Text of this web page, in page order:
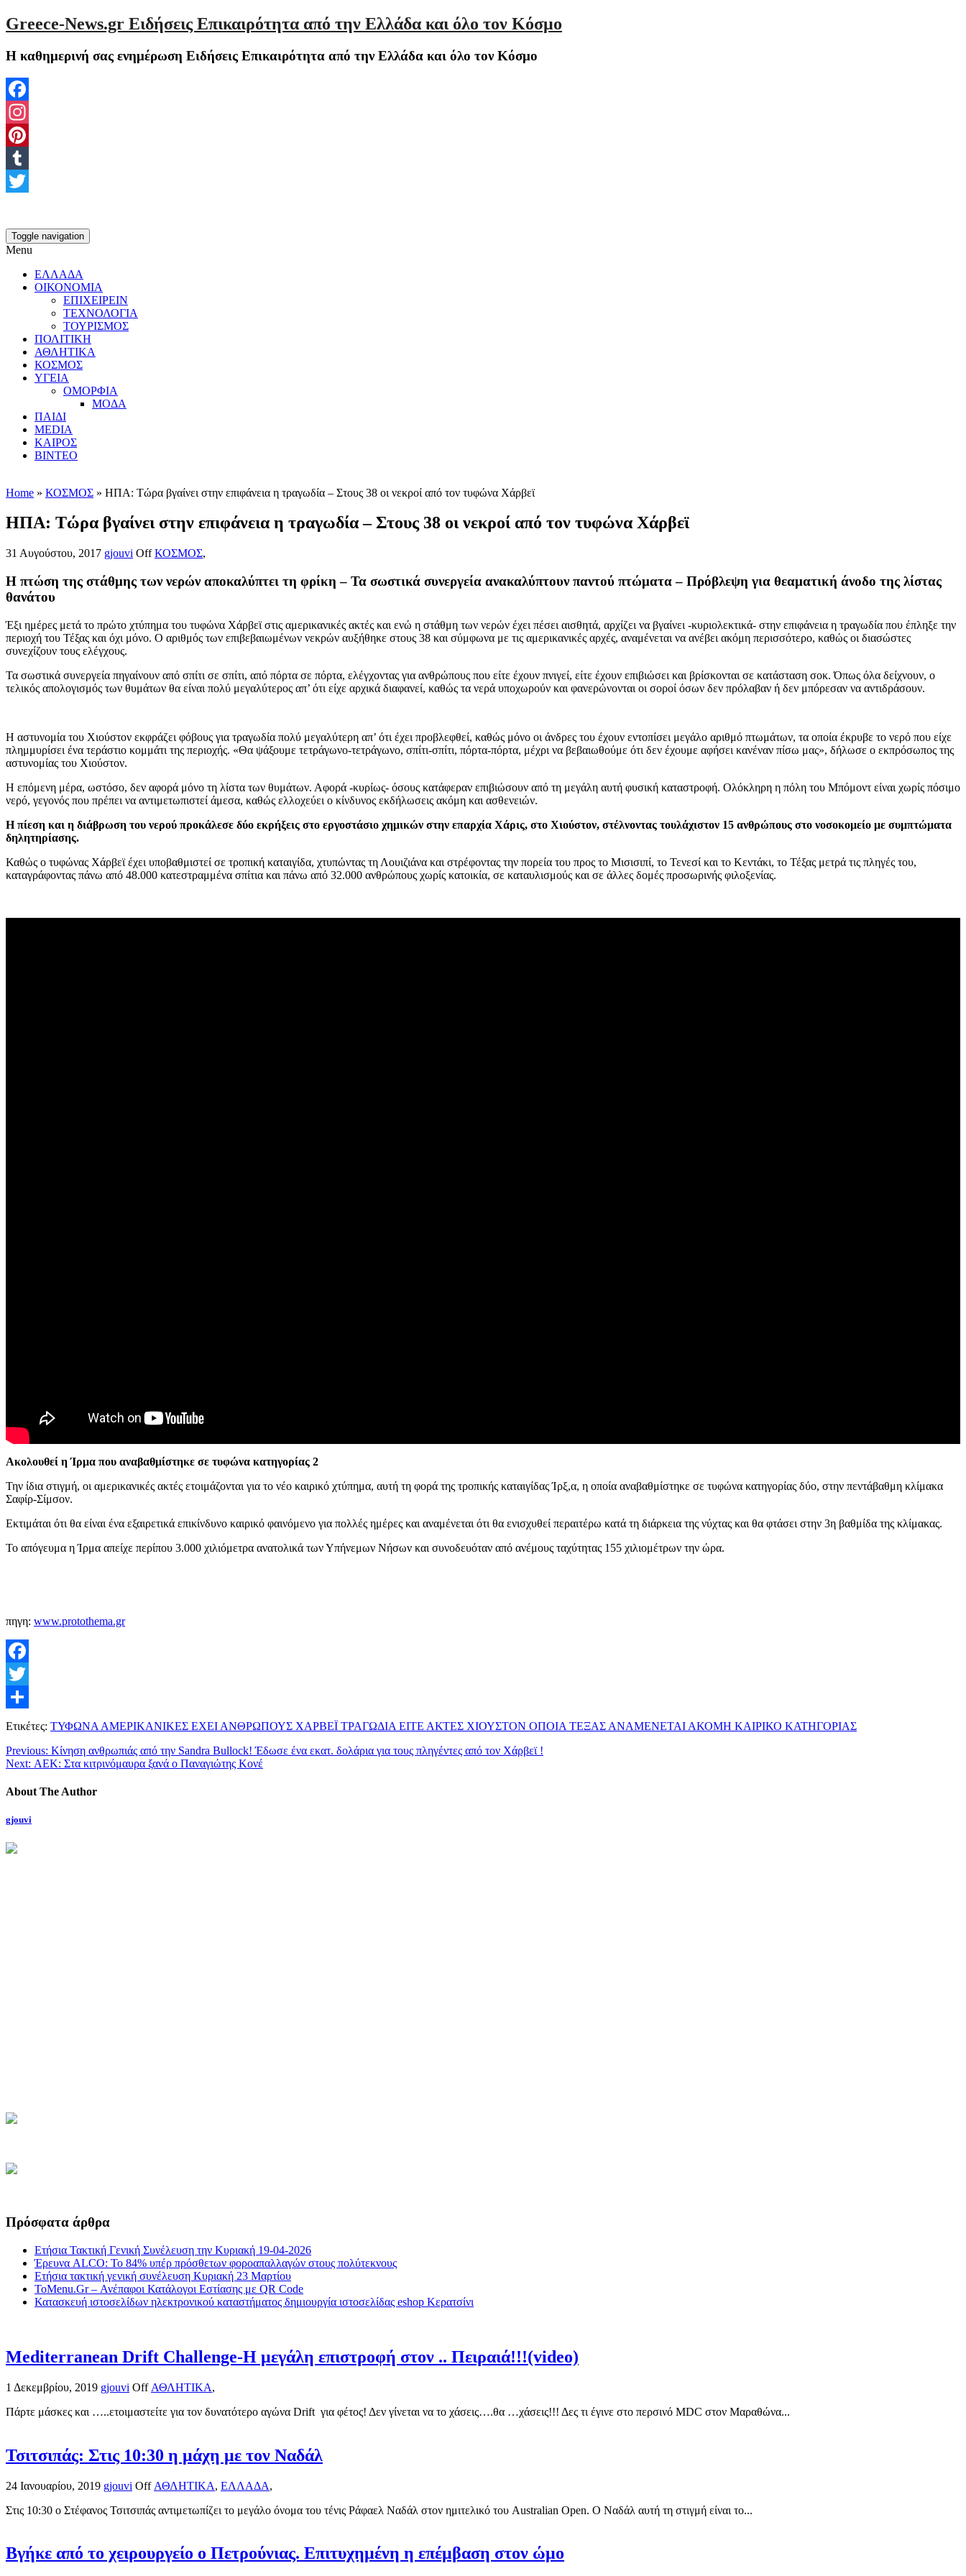
Greece-News.gr Ειδήσεις Επικαιρότητα από την Ελλάδα και όλο τον Κόσμο
Η καθημερινή σας ενημέρωση Ειδήσεις Επικαιρότητα από την Ελλάδα και όλο τον Κόσμο
Facebook
Instagram
Pinterest
Tumblr
Toggle navigation
Menu
ΕΛΛΑΔΑ
ΟΙΚΟΝΟΜΙΑ
ΕΠΙΧΕΙΡΕΙΝ
ΤΕΧΝΟΛΟΓΙΑ
ΤΟΥΡΙΣΜΟΣ
ΠΟΛΙΤΙΚΗ
ΑΘΛΗΤΙΚΑ
ΚΟΣΜΟΣ
ΥΓΕΙΑ
ΟΜΟΡΦΙΑ
ΜΟΔΑ
ΠΑΙΔΙ
MEDIA
ΚΑΙΡΟΣ
ΒΙΝΤΕΟ
Home » ΚΟΣΜΟΣ » ΗΠΑ: Τώρα βγαίνει στην επιφάνεια η τραγωδία – Στους 38 οι νεκροί από τον τυφώνα Χάρβεϊ
ΗΠΑ: Τώρα βγαίνει στην επιφάνεια η τραγωδία – Στους 38 οι νεκροί από τον τυφώνα Χάρβεϊ
31 Αυγούστου, 2017 gjouvi Off ΚΟΣΜΟΣ,
Η πτώση της στάθμης των νερών αποκαλύπτει τη φρίκη – Τα σωστικά συνεργεία ανακαλύπτουν παντού πτώματα – Πρόβλεψη για θεαματική άνοδο της λίστας
θανάτου
Έξι ημέρες μετά το πρώτο χτύπημα του τυφώνα Χάρβεϊ στις αμερικανικές ακτές και ενώ η στάθμη των νερών έχει πέσει αισθητά, αρχίζει να βγαίνει -κυριολεκτικά- στην επιφάνεια η τραγωδία που έπληξε την
περιοχή του Τέξας και όχι μόνο. Ο αριθμός των επιβεβαιωμένων νεκρών αυξήθηκε στους 38 και σύμφωνα με τις αμερικανικές αρχές, αναμένεται να ανέβει ακόμη περισσότερο, καθώς οι διασώστες
συνεχίζουν τους ελέγχους.
Τα σωστικά συνεργεία πηγαίνουν από σπίτι σε σπίτι, από πόρτα σε πόρτα, ελέγχοντας για ανθρώπους που είτε έχουν πνιγεί, είτε έχουν επιβιώσει και βρίσκονται σε κατάσταση σοκ. Όπως όλα δείχνουν, ο
τελικός απολογισμός των θυμάτων θα είναι πολύ μεγαλύτερος απ’ ότι είχε αρχικά διαφανεί, καθώς τα νερά υποχωρούν και φανερώνονται οι σοροί όσων δεν πρόλαβαν ή δεν μπόρεσαν να αντιδράσουν.
Η αστυνομία του Χιούστον εκφράζει φόβους για τραγωδία πολύ μεγαλύτερη απ’ ότι έχει προβλεφθεί, καθώς μόνο οι άνδρες του έχουν εντοπίσει μεγάλο αριθμό πτωμάτων, τα οποία έκρυβε το νερό που είχε
πλημμυρίσει ένα τεράστιο κομμάτι της περιοχής. «Θα ψάξουμε τετράγωνο-τετράγωνο, σπίτι-σπίτι, πόρτα-πόρτα, μέχρι να βεβαιωθούμε ότι δεν έχουμε αφήσει κανέναν πίσω μας», δήλωσε ο εκπρόσωπος της
αστυνομίας του Χιούστον.
Η επόμενη μέρα, ωστόσο, δεν αφορά μόνο τη λίστα των θυμάτων. Αφορά -κυρίως- όσους κατάφεραν επιβιώσουν από τη μεγάλη αυτή φυσική καταστροφή. Ολόκληρη η πόλη του Μπόμοντ είναι χωρίς πόσιμο
νερό, γεγονός που πρέπει να αντιμετωπιστεί άμεσα, καθώς ελλοχεύει ο κίνδυνος εκδήλωσεις ακόμη και ασθενειών.
Η πίεση και η διάβρωση του νερού προκάλεσε δύο εκρήξεις στο εργοστάσιο χημικών στην επαρχία Χάρις, στο Χιούστον, στέλνοντας τουλάχιστον 15 ανθρώπους στο νοσοκομείο με συμπτώματα
δηλητηρίασης.
Καθώς ο τυφώνας Χάρβεϊ έχει υποβαθμιστεί σε τροπική καταιγίδα, χτυπώντας τη Λουιζιάνα και στρέφοντας την πορεία του προς το Μισισιπί, το Τενεσί και το Κεντάκι, το Τέξας μετρά τις πληγές του,
καταγράφοντας πάνω από 48.000 κατεστραμμένα σπίτια και πάνω από 32.000 ανθρώπους χωρίς κατοικία, σε καταυλισμούς και σε άλλες δομές προσωρινής φιλοξενίας.
Ακολουθεί η Ίρμα που αναβαθμίστηκε σε τυφώνα κατηγορίας 2
Την ίδια στιγμή, οι αμερικανικές ακτές ετοιμάζονται για το νέο καιρικό χτύπημα, αυτή τη φορά της τροπικής καταιγίδας Ίρξ,α, η οποία αναβαθμίστηκε σε τυφώνα κατηγορίας δύο, στην πεντάβαθμη κλίμακα
Σαφίρ-Σίμσον.
Εκτιμάται ότι θα είναι ένα εξαιρετικά επικίνδυνο καιρικό φαινόμενο για πολλές ημέρες και αναμένεται ότι θα ενισχυθεί περαιτέρω κατά τη διάρκεια της νύχτας και θα φτάσει στην 3η βαθμίδα της κλίμακας.
Το απόγευμα η Ίρμα απείχε περίπου 3.000 χιλιόμετρα ανατολικά των Υπήνεμων Νήσων και συνοδευόταν από ανέμους ταχύτητας 155 χιλιομέτρων την ώρα.
πηγη: www.protothema.gr
Facebook
Twitter
Μοιραστείτε
Ετικέτες: ΤΥΦΩΝΑ ΑΜΕΡΙΚΑΝΙΚΕΣ ΕΧΕΙ ΑΝΘΡΩΠΟΥΣ ΧΑΡΒΕΪ ΤΡΑΓΩΔΙΑ ΕΙΤΕ ΑΚΤΕΣ ΧΙΟΥΣΤΟΝ ΟΠΟΙΑ ΤΕΞΑΣ ΑΝΑΜΕΝΕΤΑΙ ΑΚΟΜΗ ΚΑΙΡΙΚΟ ΚΑΤΗΓΟΡΙΑΣ
Previous: Κίνηση ανθρωπιάς από την Sandra Bullock! Έδωσε ένα εκατ. δολάρια για τους πληγέντες από τον Χάρβεϊ !
Next: ΑΕΚ: Στα κιτρινόμαυρα ξανά ο Παναγιώτης Κονέ
About The Author
gjouvi
Πρόσφατα άρθρα
Ετήσια Τακτική Γενική Συνέλευση την Κυριακή 19-04-2026
Έρευνα ALCO: Το 84% υπέρ πρόσθετων φοροαπαλλαγών στους πολύτεκνους
Ετήσια τακτική γενική συνέλευση Κυριακή 23 Μαρτίου
ToMenu.Gr – Ανέπαφοι Κατάλογοι Εστίασης με QR Code
Κατασκευή ιστοσελίδων ηλεκτρονικού καταστήματος δημιουργία ιστοσελίδας eshop Κερατσίνι
Mediterranean Drift Challenge-Η μεγάλη επιστροφή στον .. Πειραιά!!!(video)
1 Δεκεμβρίου, 2019 gjouvi Off ΑΘΛΗΤΙΚΑ,
Πάρτε μάσκες και …..ετοιμαστείτε για τον δυνατότερο αγώνα Drift για φέτος! Δεν γίνεται να το χάσεις….θα …χάσεις!!! Δες τι έγινε στο περσινό MDC στον Μαραθώνα...
Τσιτσιπάς: Στις 10:30 η μάχη με τον Ναδάλ
24 Ιανουαρίου, 2019 gjouvi Off ΑΘΛΗΤΙΚΑ, ΕΛΛΑΔΑ,
Στις 10:30 ο Στέφανος Τσιτσιπάς αντιμετωπίζει το μεγάλο όνομα του τένις Ράφαελ Ναδάλ στον ημιτελικό του Australian Open. Ο Ναδάλ αυτή τη στιγμή είναι το...
Βγήκε από το χειρουργείο ο Πετρούνιας. Επιτυχημένη η επέμβαση στον ώμο